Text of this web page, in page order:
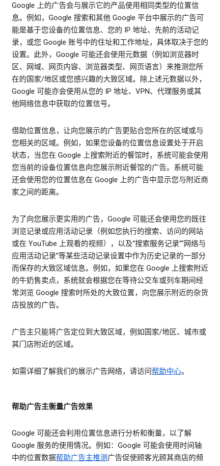
Google 上的广告会与展示它的产品使用相同类型的位置信
息。例如，Google 搜索和其他 Google 平台中展示的广告可
能是基于您设备的位置信息、您的 IP 地址、先前的活动记
录，或您 Google 账号中的住址和工作地址，具体取决于您的
设置。此外，Google 可能还会使用元数据（例如浏览器时
区、网域、网页内容、浏览器类型、网页语言）来推测您所
在的国家/地区或您感兴趣的大致区域。除上述元数据以外，
Google 可能亦会使用从您的 IP 地址、VPN、代理服务或其
他网络信息中获取的位置信号。
借助位置信息，让向您展示的广告更贴合您所在的区域或与
您相关的区域。例如，如果您设备的位置信息设置处于开启
状态，当您在 Google 上搜索附近的餐馆时，系统可能会使用
您当前的设备位置信息向您展示附近餐馆的广告。系统可能
还会使用您的位置信息在 Google 上的广告中显示您与附近商
家之间的距离。
为了向您展示更实用的广告，Google 可能还会使用您的既往
浏览记录或应用活动记录（例如您执行的搜索、访问的网站
或在 YouTube 上观看的视频），以及“搜索服务记录”“网络与
应用活动记录”等某些活动记录设置中作为历史记录的一部分
而保存的大致区域信息。例如，如果您在 Google 上搜索附近
的牛奶售卖点，系统就会根据您在等待公交车或列车期间经
常浏览 Google 搜索时所处的大致位置，向您展示附近的杂货
店投放的广告。
广告主只能将广告定位到大致区域，例如国家/地区、城市或
其门店附近的区域。
如需详细了解我们的展示广告网络，请访问帮助中心。
帮助广告主衡量广告效果
Google 可能还会利用位置信息进行分析和衡量，以了解
Google 服务的使用情况。例如：Google 可能会使用时间轴
中的位置数据帮助广告主推测 广告促使顾客光顾其商店的频